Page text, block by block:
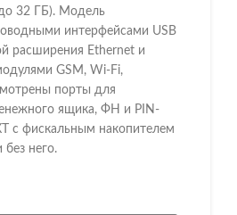
32 ГБ). Модель
интерфейсами USB
расширения Ethernet и
GSM, Wi-Fi,
порты для
ящика, ФН и PIN-
с фискальным накопителем
без него.